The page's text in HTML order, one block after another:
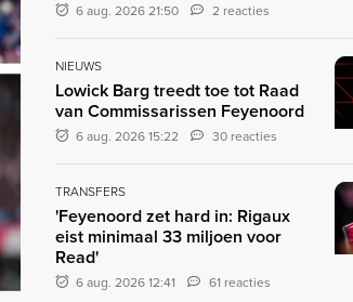
6 aug. 2026 21:50 2 reacties
NIEUWS
Lowick Barg treedt toe tot Raad
van Commissarissen Feyenoord
6 aug. 2026 15:22 30 reacties
TRANSFERS
'Feyenoord zet hard in: Rigaux
eist minimaal 33 miljoen voor
Read'
6 aug. 2026 12:41 61 reacties